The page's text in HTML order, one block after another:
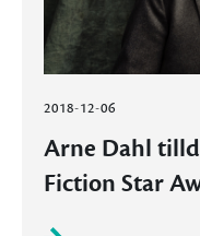
2018-12-06
Arne Dahl
Fiction Star